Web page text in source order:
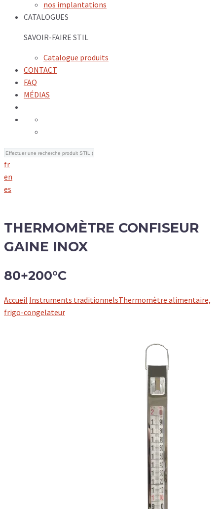
nos implantations
CATALOGUES
SAVOIR-FAIRE STIL
Catalogue produits
CONTACT
FAQ
MÉDIAS
fr
en
es
THERMOMÈTRE CONFISEUR
GAINE INOX
80+200°C
Accueil Instruments traditionnelsThermomètre alimentaire,
frigo-congelateur